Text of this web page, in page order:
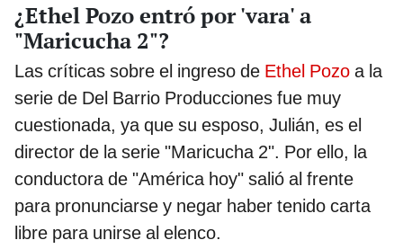
¿Ethel Pozo entró por 'vara' a
"Maricucha 2"?
Las críticas sobre el ingreso de Ethel Pozo a la
serie de Del Barrio Producciones fue muy
cuestionada, ya que su esposo, Julián, es el
director de la serie "Maricucha 2". Por ello, la
conductora de "América hoy" salió al frente
para pronunciarse y negar haber tenido carta
libre para unirse al elenco.